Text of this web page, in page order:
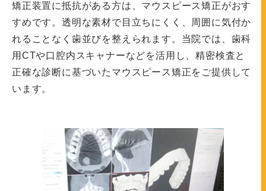
矯正装置に抵抗がある方は、マウスピース矯正がおす
すめです。透明な素材で目立ちにくく、周囲に気付か
れることなく歯並びを整えられます。当院では、歯科
用CTや口腔内スキャナーなどを活用し、精密検査と
正確な診断に基づいたマウスピース矯正をご提供して
います。